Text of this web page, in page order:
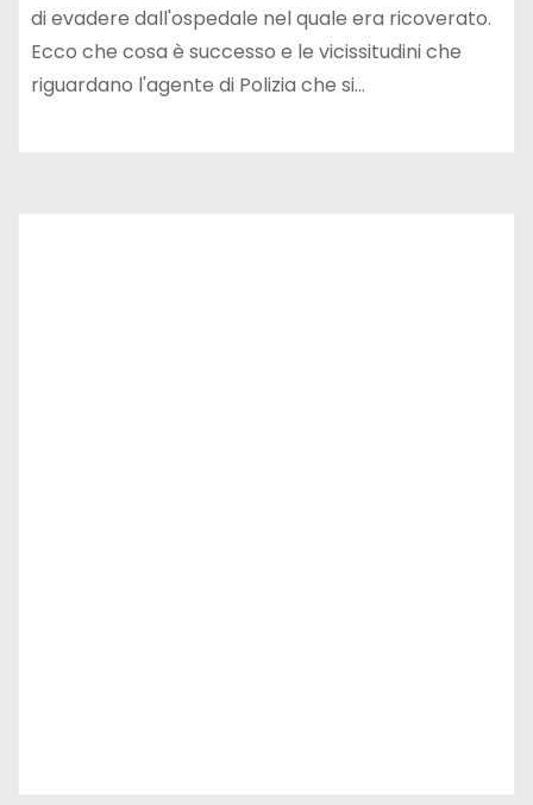
di evadere dall'ospedale nel quale era ricoverato.
Ecco che cosa è successo e le vicissitudini che
riguardano l'agente di Polizia che si…